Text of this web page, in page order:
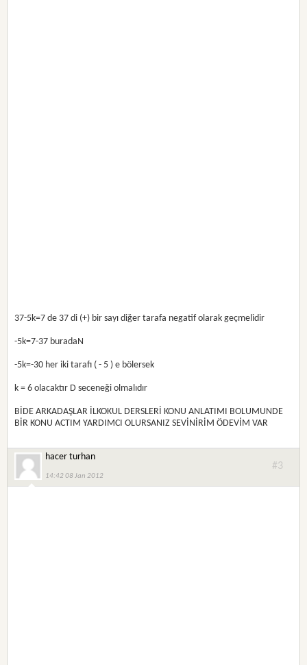
37-5k=7 de 37 di (+) bir sayı diğer tarafa negatif olarak geçmelidir
-5k=7-37 buradaN
-5k=-30 her iki tarafı ( - 5 ) e bölersek
k = 6 olacaktır D seceneği olmalıdır
BİDE ARKADAŞLAR İLKOKUL DERSLERİ KONU ANLATIMI BOLUMUNDE
BİR KONU ACTIM YARDIMCI OLURSANIZ SEVİNİRİM ÖDEVİM VAR
hacer turhan
14:42 08 Jan 2012
#3